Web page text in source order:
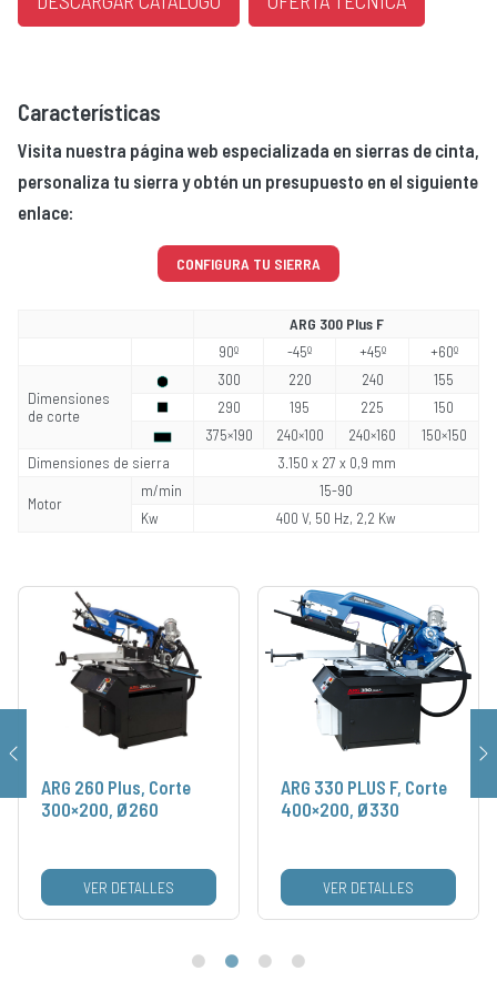
Características
Visita nuestra página web especializada en sierras de cinta,
personaliza tu sierra y obtén un presupuesto en el siguiente
enlace:
CONFIGURA TU SIERRA
ARG 300 Plus F
90º
-45º +45º +60º
Dimensiones
de corte
300 220 240
155
290
195 225
150
375×190
240×100 240×160
150×150
Dimensiones de sierra
3.150 x 27 x 0,9 mm
Motor
m/min
15-90
Kw
400 V, 50 Hz, 2,2 Kw
ARG 260 Plus, Corte
300×200, Ø260
VER DETALLES
ARG 330 PLUS F, Corte
400×200, Ø330
VER DETALLES